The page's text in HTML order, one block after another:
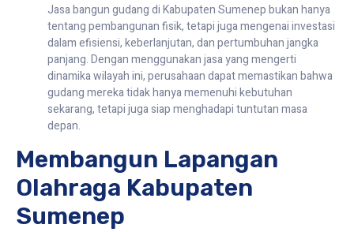
Jasa bangun gudang di Kabupaten Sumenep bukan hanya
tentang pembangunan fisik, tetapi juga mengenai investasi
dalam efisiensi, keberlanjutan, dan pertumbuhan jangka
panjang. Dengan menggunakan jasa yang mengerti
dinamika wilayah ini, perusahaan dapat memastikan bahwa
gudang mereka tidak hanya memenuhi kebutuhan
sekarang, tetapi juga siap menghadapi tuntutan masa
depan.
Membangun Lapangan
Olahraga Kabupaten
Sumenep